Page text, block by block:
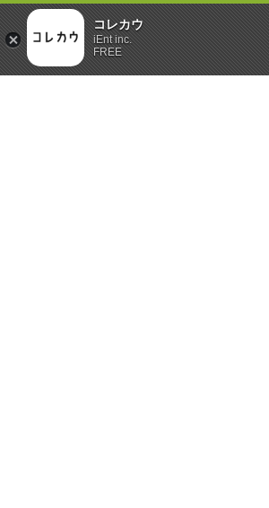
コレカウ
iEnt inc.
FREE